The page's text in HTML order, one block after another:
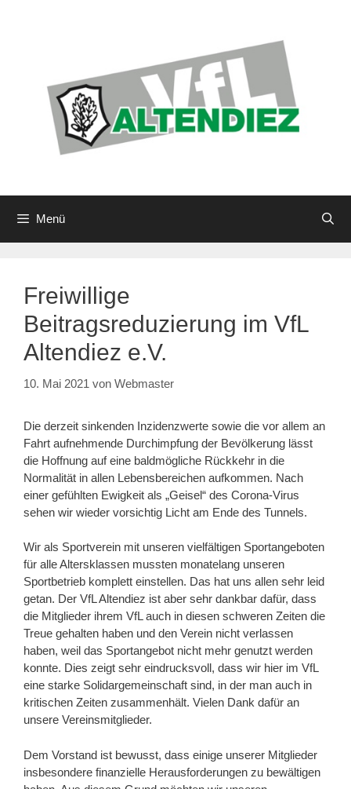
Menü
Freiwillige
Beitragsreduzierung im VfL
Altendiez e.V.
10. Mai 2021 von Webmaster
Die derzeit sinkenden Inzidenzwerte sowie die vor allem an
Fahrt aufnehmende Durchimpfung der Bevölkerung lässt
die Hoffnung auf eine baldmögliche Rückkehr in die
Normalität in allen Lebensbereichen aufkommen. Nach
einer gefühlten Ewigkeit als „Geisel“ des Corona-Virus
sehen wir wieder vorsichtig Licht am Ende des Tunnels.
Wir als Sportverein mit unseren vielfältigen Sportangeboten
für alle Altersklassen mussten monatelang unseren
Sportbetrieb komplett einstellen. Das hat uns allen sehr leid
getan. Der VfL Altendiez ist aber sehr dankbar dafür, dass
die Mitglieder ihrem VfL auch in diesen schweren Zeiten die
Treue gehalten haben und den Verein nicht verlassen
haben, weil das Sportangebot nicht mehr genutzt werden
konnte. Dies zeigt sehr eindrucksvoll, dass wir hier im VfL
eine starke Solidargemeinschaft sind, in der man auch in
kritischen Zeiten zusammenhält. Vielen Dank dafür an
unsere Vereinsmitglieder.
Dem Vorstand ist bewusst, dass einige unserer Mitglieder
insbesondere finanzielle Herausforderungen zu bewältigen